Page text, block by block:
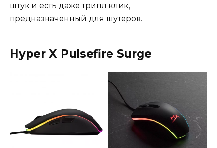
штук и есть даже трипл клик,
предназначенный для шутеров.
Hyper X Pulsefire Surge